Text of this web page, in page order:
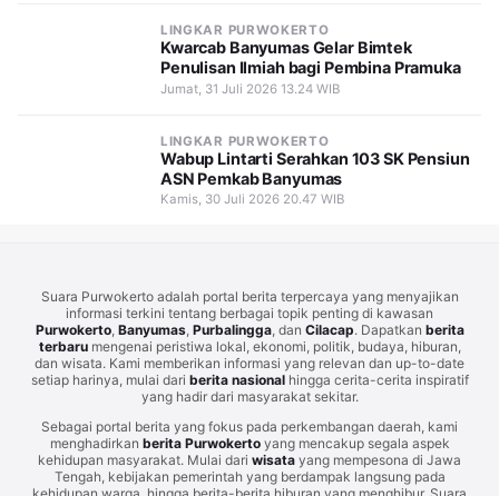
LINGKAR PURWOKERTO
Kwarcab Banyumas Gelar Bimtek
Penulisan Ilmiah bagi Pembina Pramuka
Jumat, 31 Juli 2026 13.24 WIB
LINGKAR PURWOKERTO
Wabup Lintarti Serahkan 103 SK Pensiun
ASN Pemkab Banyumas
Kamis, 30 Juli 2026 20.47 WIB
Suara Purwokerto adalah portal berita terpercaya yang menyajikan
informasi terkini tentang berbagai topik penting di kawasan
Purwokerto, Banyumas, Purbalingga, dan Cilacap. Dapatkan berita
terbarumengenai peristiwa lokal, ekonomi, politik, budaya, hiburan,
dan wisata. Kami memberikan informasi yang relevan dan up-to-date
setiap harinya, mulai dari berita nasionalhingga cerita-cerita inspiratif
yang hadir dari masyarakat sekitar.
Sebagai portal berita yang fokus pada perkembangan daerah, kami
menghadirkan berita Purwokertoyang mencakup segala aspek
kehidupan masyarakat. Mulai dari wisata yang mempesona di Jawa
Tengah, kebijakan pemerintah yang berdampak langsung pada